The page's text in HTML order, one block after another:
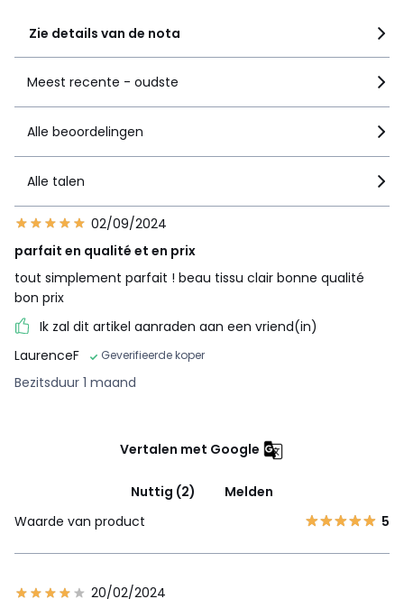
Zie details van de nota
Meest recente - oudste
Alle beoordelingen
Alle talen
02/09/2024
parfait en qualité et en prix
tout simplement parfait ! beau tissu clair bonne qualité
bon prix
Ik zal dit artikel aanraden aan een vriend(in)
LaurenceF
Geverifieerde koper
Bezitsduur 1 maand
Vertalen met Google
Nuttig (2)
Melden
Waarde van product
5
20/02/2024